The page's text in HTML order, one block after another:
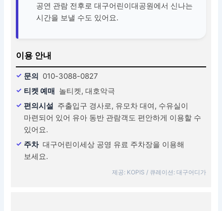
공연 관람 전후로 대구어린이대공원에서 신나는
시간을 보낼 수도 있어요.
이용 안내
문의 010-3088-0827
티켓 예매 놀티켓, 대호악극
편의시설 주출입구 경사로, 유모차 대여, 수유실이
마련되어 있어 유아 동반 관람객도 편안하게 이용할 수
있어요.
주차 대구어린이세상 공영 유료 주차장을 이용해
보세요.
제공: KOPIS / 큐레이션: 대구어디가